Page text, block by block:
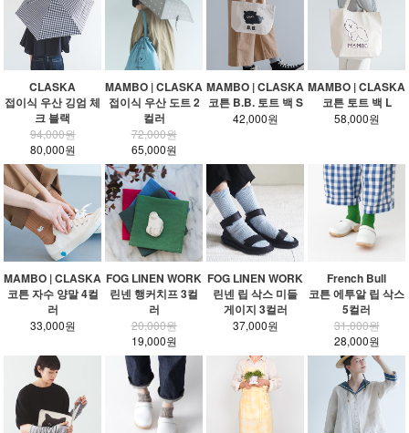
CLASKA
접이식 우산 깅엄 체
크 블랙
94,000원
80,000원
MAMBO | CLASKA
접이식 우산 도트 2
컬러
72,000원
65,000원
MAMBO | CLASKA
코튼 B.B. 토트 백 S
42,000원
MAMBO | CLASKA
코튼 토트 백 L
58,000원
MAMBO | CLASKA
코튼 자수 양말 4컬
러
33,000원
FOG LINEN WORK
린넨 행커치프 3컬
러
20,000원
19,000원
FOG LINEN WORK
린넨 립 삭스 미들
게이지 3컬러
37,000원
French Bull
코튼 에투알 립 삭스
5컬러
31,000원
28,000원